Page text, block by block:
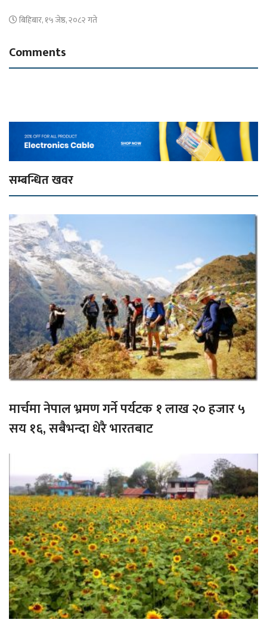
बिहिबार, १५ जेष्ठ, २०८२ गते
Comments
सम्बन्धित खवर
मार्चमा नेपाल भ्रमण गर्ने पर्यटक १ लाख २० हजार ५
सय १६, सबैभन्दा धेरै भारतबाट